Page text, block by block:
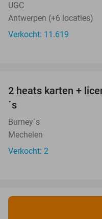
UGC
Antwerpen (+6 locaties)
Verkocht: 11.619
2 heats karten +
´s
Burney´s
Mechelen
Verkocht: 2